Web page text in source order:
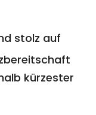
stolz auf
kürzester